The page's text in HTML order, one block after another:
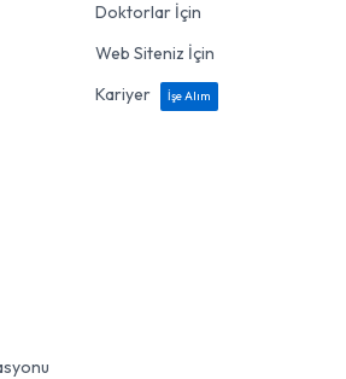
Doktorlar İçin
Web Siteniz İçin
Kariyer
İşe Alım